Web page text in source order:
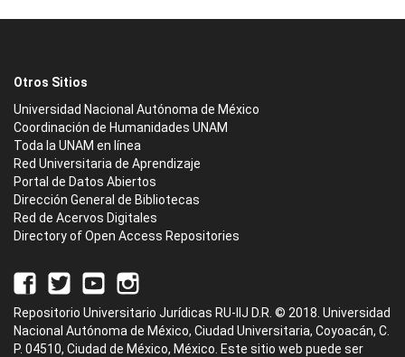
Otros Sitios
Universidad Nacional Autónoma de México
Coordinación de Humanidades UNAM
Toda la UNAM en línea
Red Universitaria de Aprendizaje
Portal de Datos Abiertos
Dirección General de Bibliotecas
Red de Acervos Digitales
Directory of Open Access Repositories
Repositorio Universitario Jurídicas RU-IIJ D.R. © 2018. Universidad
Nacional Autónoma de México, Ciudad Universitaria, Coyoacán, C.
P. 04510, Ciudad de México, México. Este sitio web puede ser